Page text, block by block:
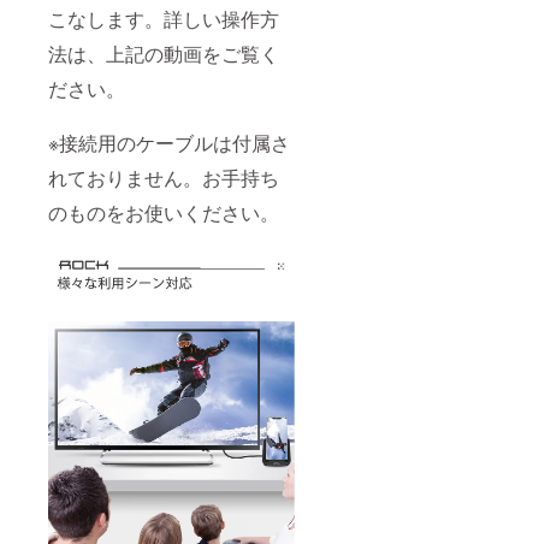
こなします。詳しい操作方
法は、上記の動画をご覧く
ださい。
※接続用のケーブルは付属さ
れておりません。お手持ち
のものをお使いください。